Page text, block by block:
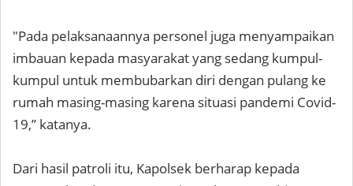
"Pada pelaksanaannya personel juga menyampaikan
imbauan kepada masyarakat yang sedang kumpul-
kumpul untuk membubarkan diri dengan pulang ke
rumah masing-masing karena situasi pandemi Covid-
19,” katanya.
Dari hasil patroli itu, Kapolsek berharap kepada